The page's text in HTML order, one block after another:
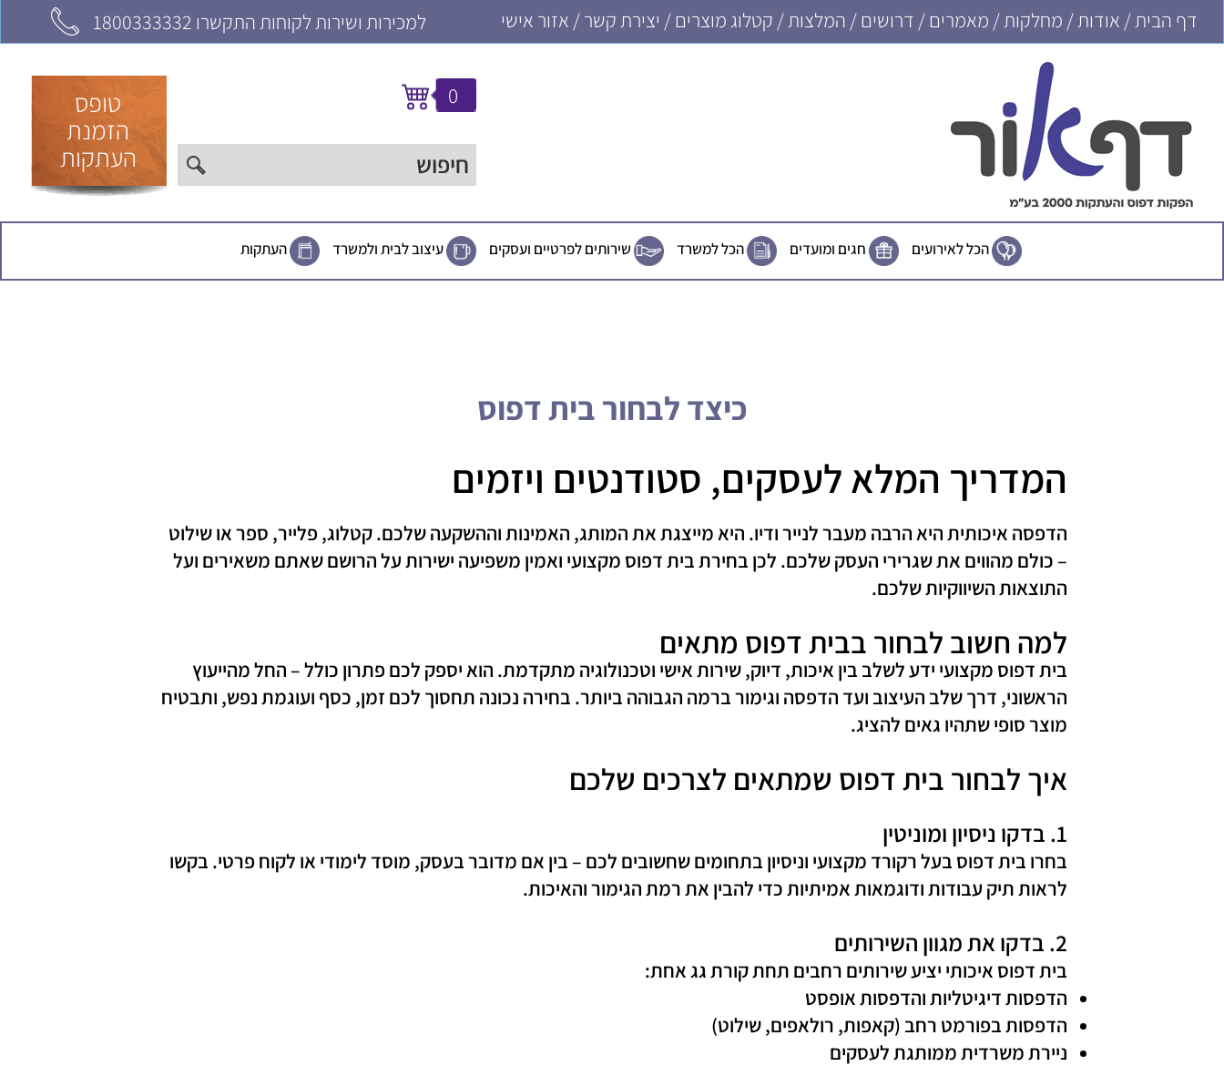
למכירות ושירות לקוחות התקשרו 1800333332 דף הבית/ אודות/ מחלקות/ מאמרים/ דרושים/ המלצות/ קטלוג מוצרים/ יצירת קשר/ אזור אישי
טופס
הזמנת
העתקות
0
הכל לאירועים חגים ומועדים הכל למשרד שירותים לפרטיים ועסקים עיצוב לבית ולמשרד העתקות
כיצד לבחור בית דפוס
המדריך המלא לעסקים, סטודנטים ויזמים
הדפסה איכותית היא הרבה מעבר לנייר ודיו. היא מייצגת את המותג, האמינות וההשקעה שלכם. קטלוג, פלייר, ספר או שילוט
– כולם מהווים את שגרירי העסק שלכם. לכן בחירת בית דפוס מקצועי ואמין משפיעה ישירות על הרושם שאתם משאירים ועל
התוצאות השיווקיות שלכם.
למה חשוב לבחור בבית דפוס מתאים
בית דפוס מקצועי ידע לשלב בין איכות, דיוק, שירות אישי וטכנולוגיה מתקדמת. הוא יספק לכם פתרון כולל – החל מהייעוץ
הראשוני, דרך שלב העיצוב ועד הדפסה וגימור ברמה הגבוהה ביותר. בחירה נכונה תחסוך לכם זמן, כסף ועוגמת נפש, ותבטיח
מוצר סופי שתהיו גאים להציג.
איך לבחור בית דפוס שמתאים לצרכים שלכם
1. בדקו ניסיון ומוניטין
בחרו בית דפוס בעל רקורד מקצועי וניסיון בתחומים שחשובים לכם – בין אם מדובר בעסק, מוסד לימודי או לקוח פרטי. בקשו
לראות תיק עבודות ודוגמאות אמיתיות כדי להבין את רמת הגימור והאיכות.
2. בדקו את מגוון השירותים
בית דפוס איכותי יציע שירותים רחבים תחת קורת גג אחת:
הדפסות דיגיטליות והדפסות אופסט
הדפסות בפורמט רחב (קאפות, רולאפים, שילוט)
ניירת משרדית ממותגת לעסקים